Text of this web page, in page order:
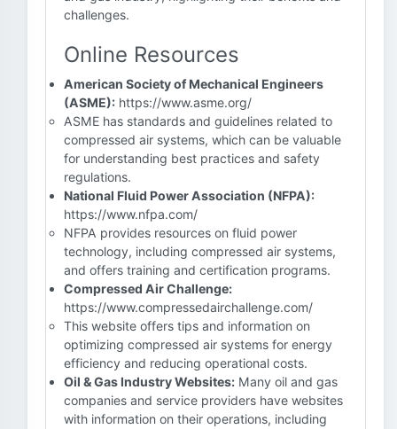
challenges.
Online Resources
American Society of Mechanical Engineers
(ASME): https://www.asme.org/
ASME has standards and guidelines related to
compressed air systems, which can be valuable
for understanding best practices and safety
regulations.
National Fluid Power Association (NFPA):
https://www.nfpa.com/
NFPA provides resources on fluid power
technology, including compressed air systems,
and offers training and certification programs.
Compressed Air Challenge:
https://www.compressedairchallenge.com/
This website offers tips and information on
optimizing compressed air systems for energy
efficiency and reducing operational costs.
Oil & Gas Industry Websites: Many oil and gas
companies and service providers have websites
with information on their operations, including